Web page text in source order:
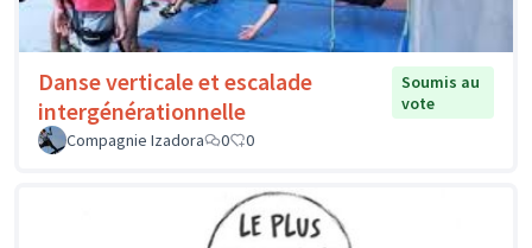
Danse verticale et escalade
intergénérationnelle
Soumis au
vote
Compagnie Izadora
0 0